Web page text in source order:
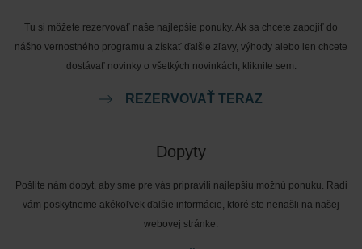
Tu si môžete rezervovať naše najlepšie ponuky. Ak sa chcete zapojiť do
nášho vernostného programu a získať ďalšie zľavy, výhody alebo len chcete
dostávať novinky o všetkých novinkách, kliknite sem.
REZERVOVAŤ TERAZ
Dopyty
Pošlite nám dopyt, aby sme pre vás pripravili najlepšiu možnú ponuku. Radi
vám poskytneme akékoľvek ďalšie informácie, ktoré ste nenašli na našej
webovej stránke.